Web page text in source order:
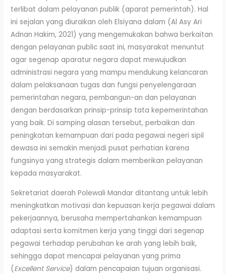
terlibat dalam pelayanan publik (aparat pemerintah). Hal
ini sejalan yang diuraikan oleh Elsiyana dalam (Al Asy Ari
Adnan Hakim, 2021) yang mengemukakan bahwa berkaitan
dengan pelayanan public saat ini, masyarakat menuntut
agar segenap aparatur negara dapat mewujudkan
administrasi negara yang mampu mendukung kelancaran
dalam pelaksanaan tugas dan fungsi penyelengaraan
pemerintahan negara, pembangun-an dan pelayanan
dengan berdasarkan prinsip-prinsip tata kepemerintahan
yang baik. Di samping alasan tersebut, perbaikan dan
peningkatan kemampuan dari pada pegawai negeri sipil
dewasa ini semakin menjadi pusat perhatian karena
fungsinya yang strategis dalam memberikan pelayanan
kepada masyarakat.
Sekretariat daerah Polewali Mandar ditantang untuk lebih
meningkatkan motivasi dan kepuasan kerja pegawai dalam
pekerjaannya, berusaha mempertahankan kemampuan
adaptasi serta komitmen kerja yang tinggi dari segenap
pegawai terhadap perubahan ke arah yang lebih baik,
sehingga dapat mencapai pelayanan yang prima
(Excellent Service) dalam pencapaian tujuan organisasi.